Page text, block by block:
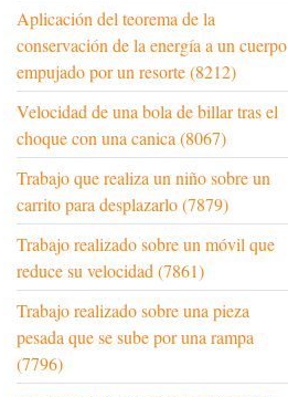
Aplicación del teorema de la
conservación de la energía a un cuerpo
empujado por un resorte (8212)
Velocidad de una bola de billar tras el
choque con una canica (8067)
Trabajo que realiza un niño sobre un
carrito para desplazarlo (7879)
Trabajo realizado sobre un móvil que
reduce su velocidad (7861)
Trabajo realizado sobre una pieza
pesada que se sube por una rampa
(7796)